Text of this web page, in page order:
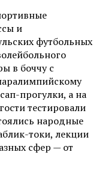
и
футбольных
в боччу с
прогулки, а на
тестировали
народные
токи, лекции
сфер — от